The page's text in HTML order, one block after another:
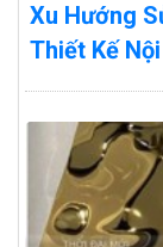
Xu Hướng
Thiết Kế